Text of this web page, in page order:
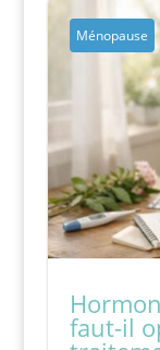
Ménopause
faut-il